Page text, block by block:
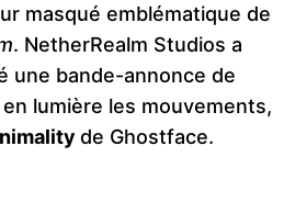
masqué emblématique de
. NetherRealm Studios a
une bande-annonce de
lumière les mouvements,
de Ghostface.